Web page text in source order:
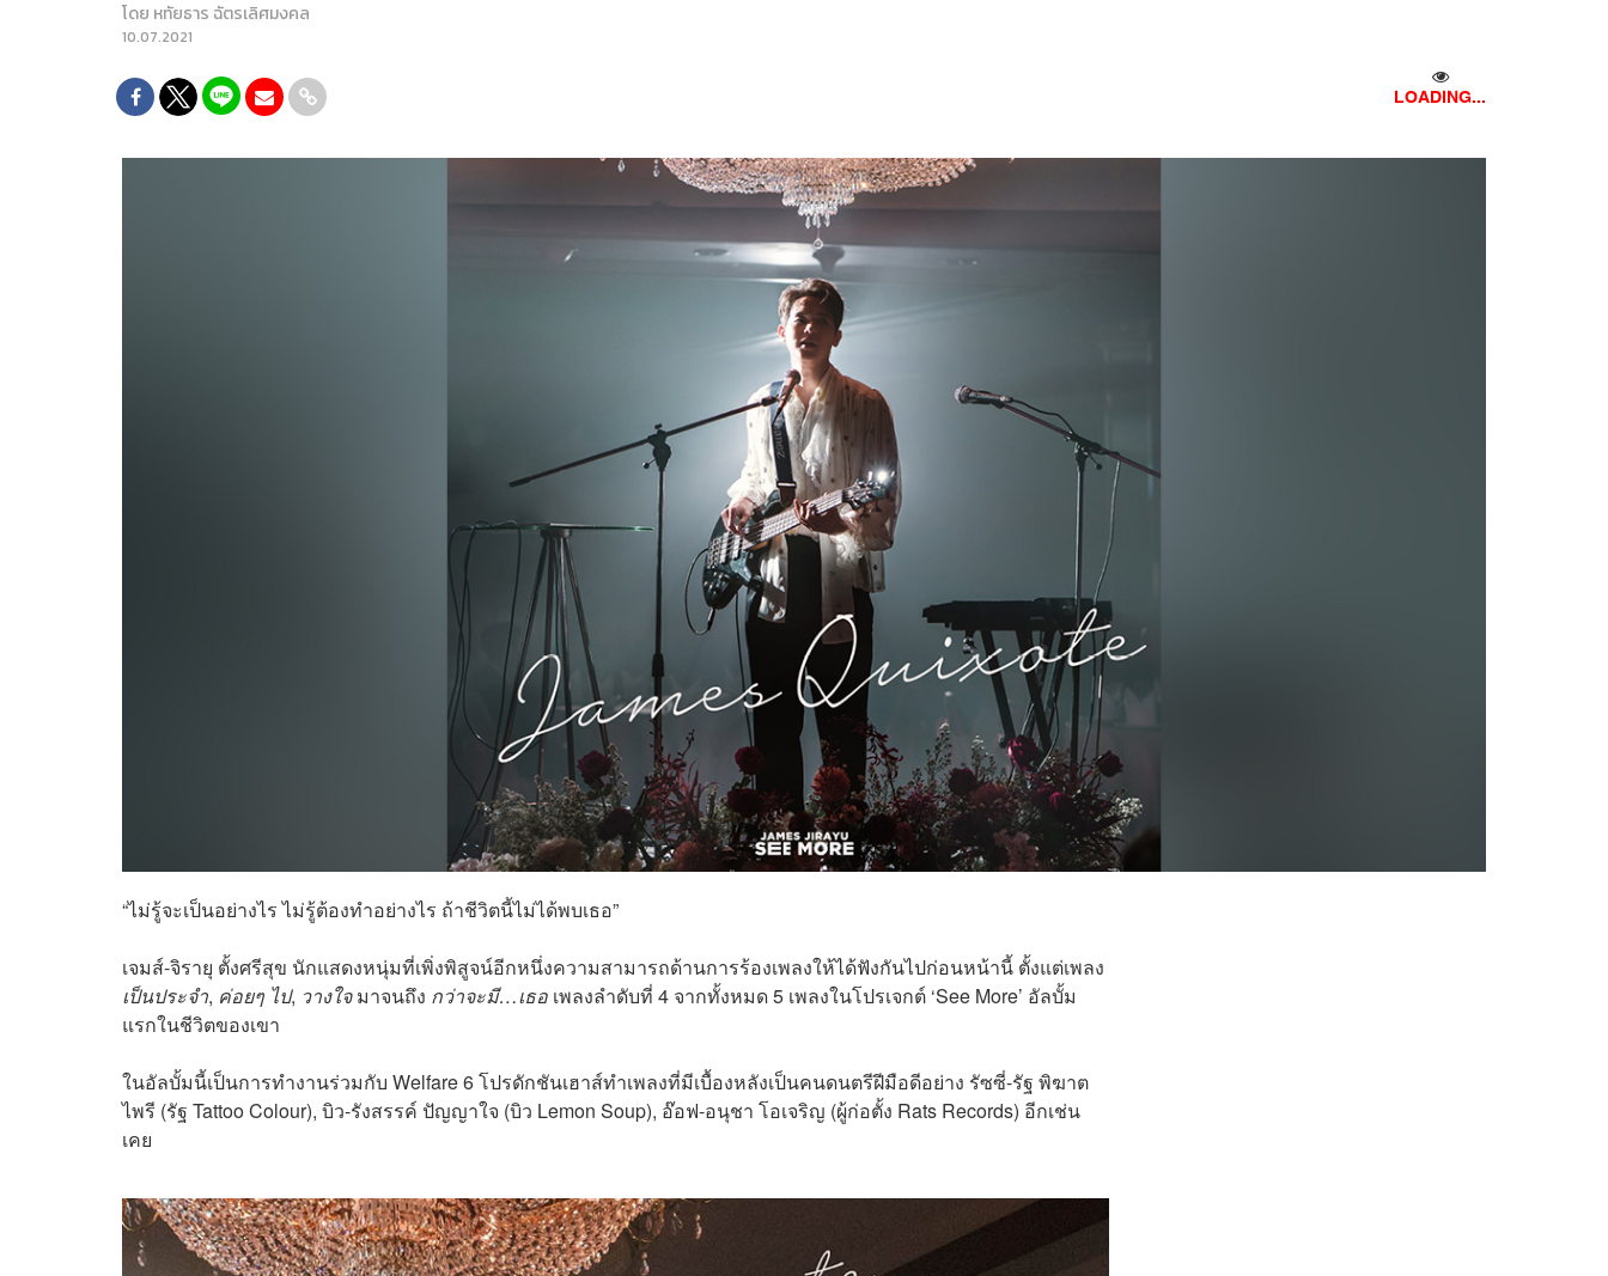
โดย หทัยธาร ฉัตรเลิศมงคล
10.07.2021
LOADING...
“ไม่รู้จะเป็นอย่างไร ไม่รู้ต้องทำอย่างไร ถ้าชีวิตนี้ไม่ได้พบเธอ”
เจมส์-จิรายุ ตั้งศรีสุข นักแสดงหนุ่มที่เพิ่งพิสูจน์อีกหนึ่งความสามารถด้านการร้องเพลงให้ได้ฟังกันไปก่อนหน้านี้ ตั้งแต่เพลง
เป็นประจำ, ค่อยๆ ไป, วางใจมาจนถึง กว่าจะมี…เธอ เพลงลำดับที่ 4 จากทั้งหมด 5 เพลงในโปรเจกต์ ‘See More’ อัลบั้ม
แรกในชีวิตของเขา
ในอัลบั้มนี้เป็นการทำงานร่วมกับ Welfare 6 โปรดักชันเฮาส์ทำเพลงที่มีเบื้องหลังเป็นคนดนตรีฝีมือดีอย่าง รัซซี่-รัฐ พิฆาต
ไพรี (รัฐ Tattoo Colour), บิว-รังสรรค์ ปัญญาใจ (บิว Lemon Soup), อ๊อฟ-อนุชา โอเจริญ (ผู้ก่อตั้ง Rats Records) อีกเช่น
เคย